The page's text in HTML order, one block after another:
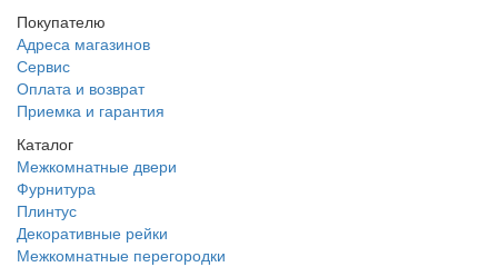
Покупателю
Адреса магазинов
Сервис
Оплата и возврат
Приемка и гарантия
Каталог
Межкомнатные двери
Фурнитура
Плинтус
Декоративные рейки
Межкомнатные перегородки